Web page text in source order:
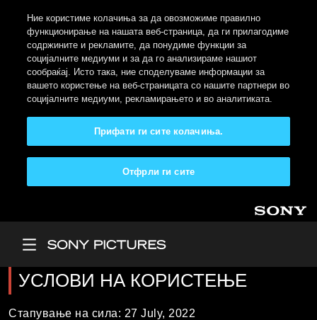
Ние користиме колачиња за да овозможиме правилно
функционирање на нашата веб-страница, да ги прилагодиме
содржините и рекламите, да понудиме функции за
социјалните медиуми и за да го анализираме нашиот
сообраќај. Исто така, ние споделуваме информации за
вашето користење на веб-страницата со нашите партнери во
социјалните медиуми, рекламирањето и во аналитиката.
Отфрли ги сите
Прифати ги сите колачиња.
УСЛОВИ НА КОРИСТЕЊЕ
Стапување на сила: 27 July, 2022